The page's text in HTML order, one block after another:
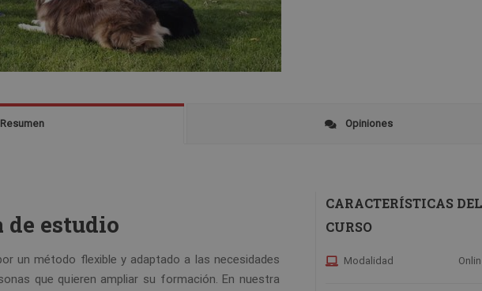
Resumen Opiniones
estudio
un método flexible y adaptado a las necesidades
que quieren ampliar su formación. En nuestra
CARACTERÍSTICAS DEL
CURSO
Modalidad